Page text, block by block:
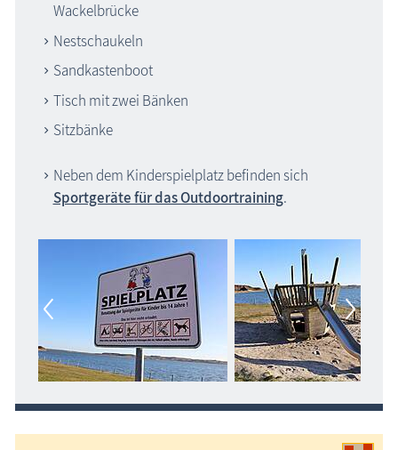
Wackelbrücke
Nestschaukeln
Sandkastenboot
Tisch mit zwei Bänken
Sitzbänke
Neben dem Kinderspielplatz befinden sich
Sportgeräte für das Outdoortraining.